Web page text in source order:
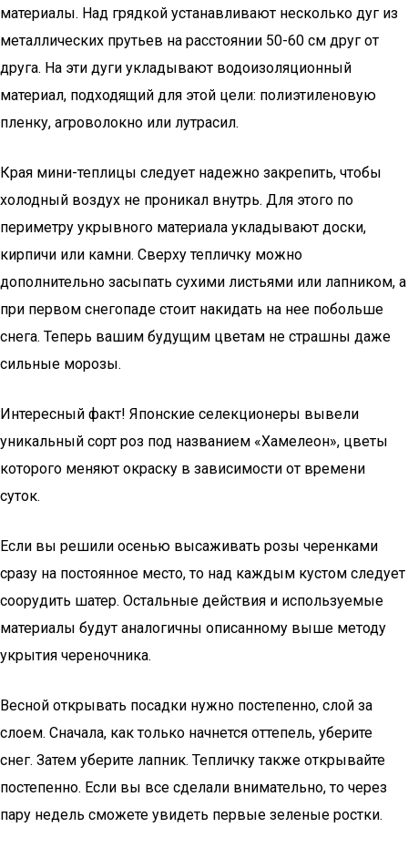
материалы. Над грядкой устанавливают несколько дуг из
металлических прутьев на расстоянии 50-60 см друг от
друга. На эти дуги укладывают водоизоляционный
материал, подходящий для этой цели: полиэтиленовую
пленку, агроволокно или лутрасил.
Края мини-теплицы следует надежно закрепить, чтобы
холодный воздух не проникал внутрь. Для этого по
периметру укрывного материала укладывают доски,
кирпичи или камни. Сверху тепличку можно
дополнительно засыпать сухими листьями или лапником, а
при первом снегопаде стоит накидать на нее побольше
снега. Теперь вашим будущим цветам не страшны даже
сильные морозы.
Интересный факт! Японские селекционеры вывели
уникальный сорт роз под названием «Хамелеон», цветы
которого меняют окраску в зависимости от времени
суток.
Если вы решили осенью высаживать розы черенками
сразу на постоянное место, то над каждым кустом следует
соорудить шатер. Остальные действия и используемые
материалы будут аналогичны описанному выше методу
укрытия череночника.
Весной открывать посадки нужно постепенно, слой за
слоем. Сначала, как только начнется оттепель, уберите
снег. Затем уберите лапник. Тепличку также открывайте
постепенно. Если вы все сделали внимательно, то через
пару недель сможете увидеть первые зеленые ростки.